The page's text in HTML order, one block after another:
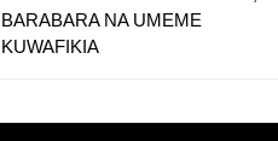
BARABARA NA UMEME
KUWAFIKIA